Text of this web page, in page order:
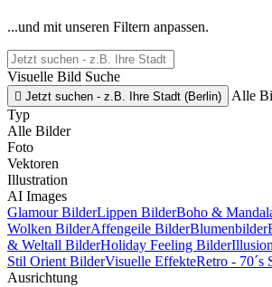
...und mit unseren Filtern anpassen.
Visuelle Bild Suche
 Jetzt suchen - z.B. Ihre Stadt (Berlin)
Alle
Typ
Alle Bilder
Foto
Vektoren
Illustration
AI Images
Glamour BilderLippen BilderBoho &
Wolken BilderAffengeile BilderBlumenbilder
& Weltall BilderHoliday Feeling Bilder
Stil Orient BilderVisuelle EffekteRetro - 70´s
Ausrichtung